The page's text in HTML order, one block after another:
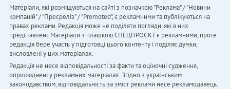
Матеріали, які розміщуються на сайті з позначкою "Реклама" / "Новини
компаній" / "Пресреліз" / "Promoted", є рекламними та публікуються на
правах реклами. Редакція може не поділяти погляди, які в них
представлені. Матеріали з плашкою СПЕЦПРОЄКТ є рекламними, проте
редакція бере участь у підготовці цього контенту і поділяє думки,
висловлені у цих матеріалах.
Редакція не несе відповідальності за факти та оціночні судження,
оприлюднені у рекламних матеріалах. Згідно з українським
законодавством, відповідальність за зміст реклами несе рекламодавець.